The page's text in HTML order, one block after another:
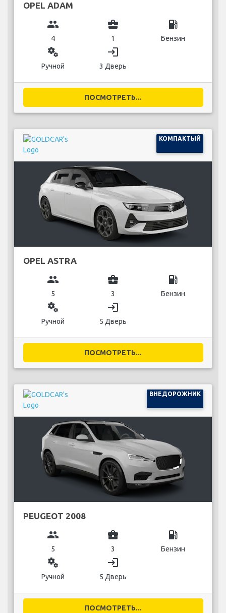
OPEL ADAM
group
4
business_center
1
local_gas_station
Бензин
miscellaneous_services
Ручной
login
3 Дверь
ПОСМОТРЕТЬ...
КОМПАКТЫЙ
OPEL ASTRA
group
5
business_center
3
local_gas_station
Бензин
miscellaneous_services
Ручной
login
5 Дверь
ПОСМОТРЕТЬ...
ВНЕДОРОЖНИК
PEUGEOT 2008
group
5
business_center
3
local_gas_station
Бензин
miscellaneous_services
Ручной
login
5 Дверь
ПОСМОТРЕТЬ...